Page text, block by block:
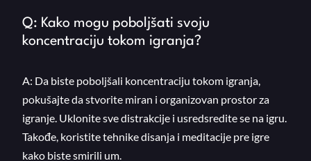
Q: Kako mogu poboljšati svoju
koncentraciju tokom igranja?
A: Da biste poboljšali koncentraciju tokom igranja,
pokušajte da stvorite miran i organizovan prostor za
igranje. Uklonite sve distrakcije i usredsredite se na igru.
Takođe, koristite tehnike disanja i meditacije pre igre
kako biste smirili um.